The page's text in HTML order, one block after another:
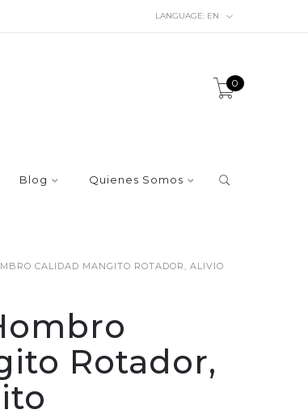
LANGUAGE: EN
0
Blog Quienes Somos
CALIDAD MANGITO ROTADOR, ALIVIO
Rotador,